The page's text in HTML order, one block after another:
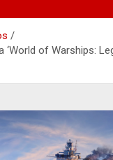
‘World of Warships: